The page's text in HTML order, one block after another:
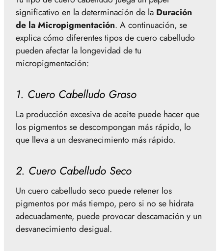
significativo en la determinación de la Duración
de la Micropigmentación. A continuación, se
explica cómo diferentes tipos de cuero cabelludo
pueden afectar la longevidad de tu
micropigmentación:
1. Cuero Cabelludo Graso
La producción excesiva de aceite puede hacer que
los pigmentos se descompongan más rápido, lo
que lleva a un desvanecimiento más rápido.
2. Cuero Cabelludo Seco
Un cuero cabelludo seco puede retener los
pigmentos por más tiempo, pero si no se hidrata
adecuadamente, puede provocar descamación y un
desvanecimiento desigual.